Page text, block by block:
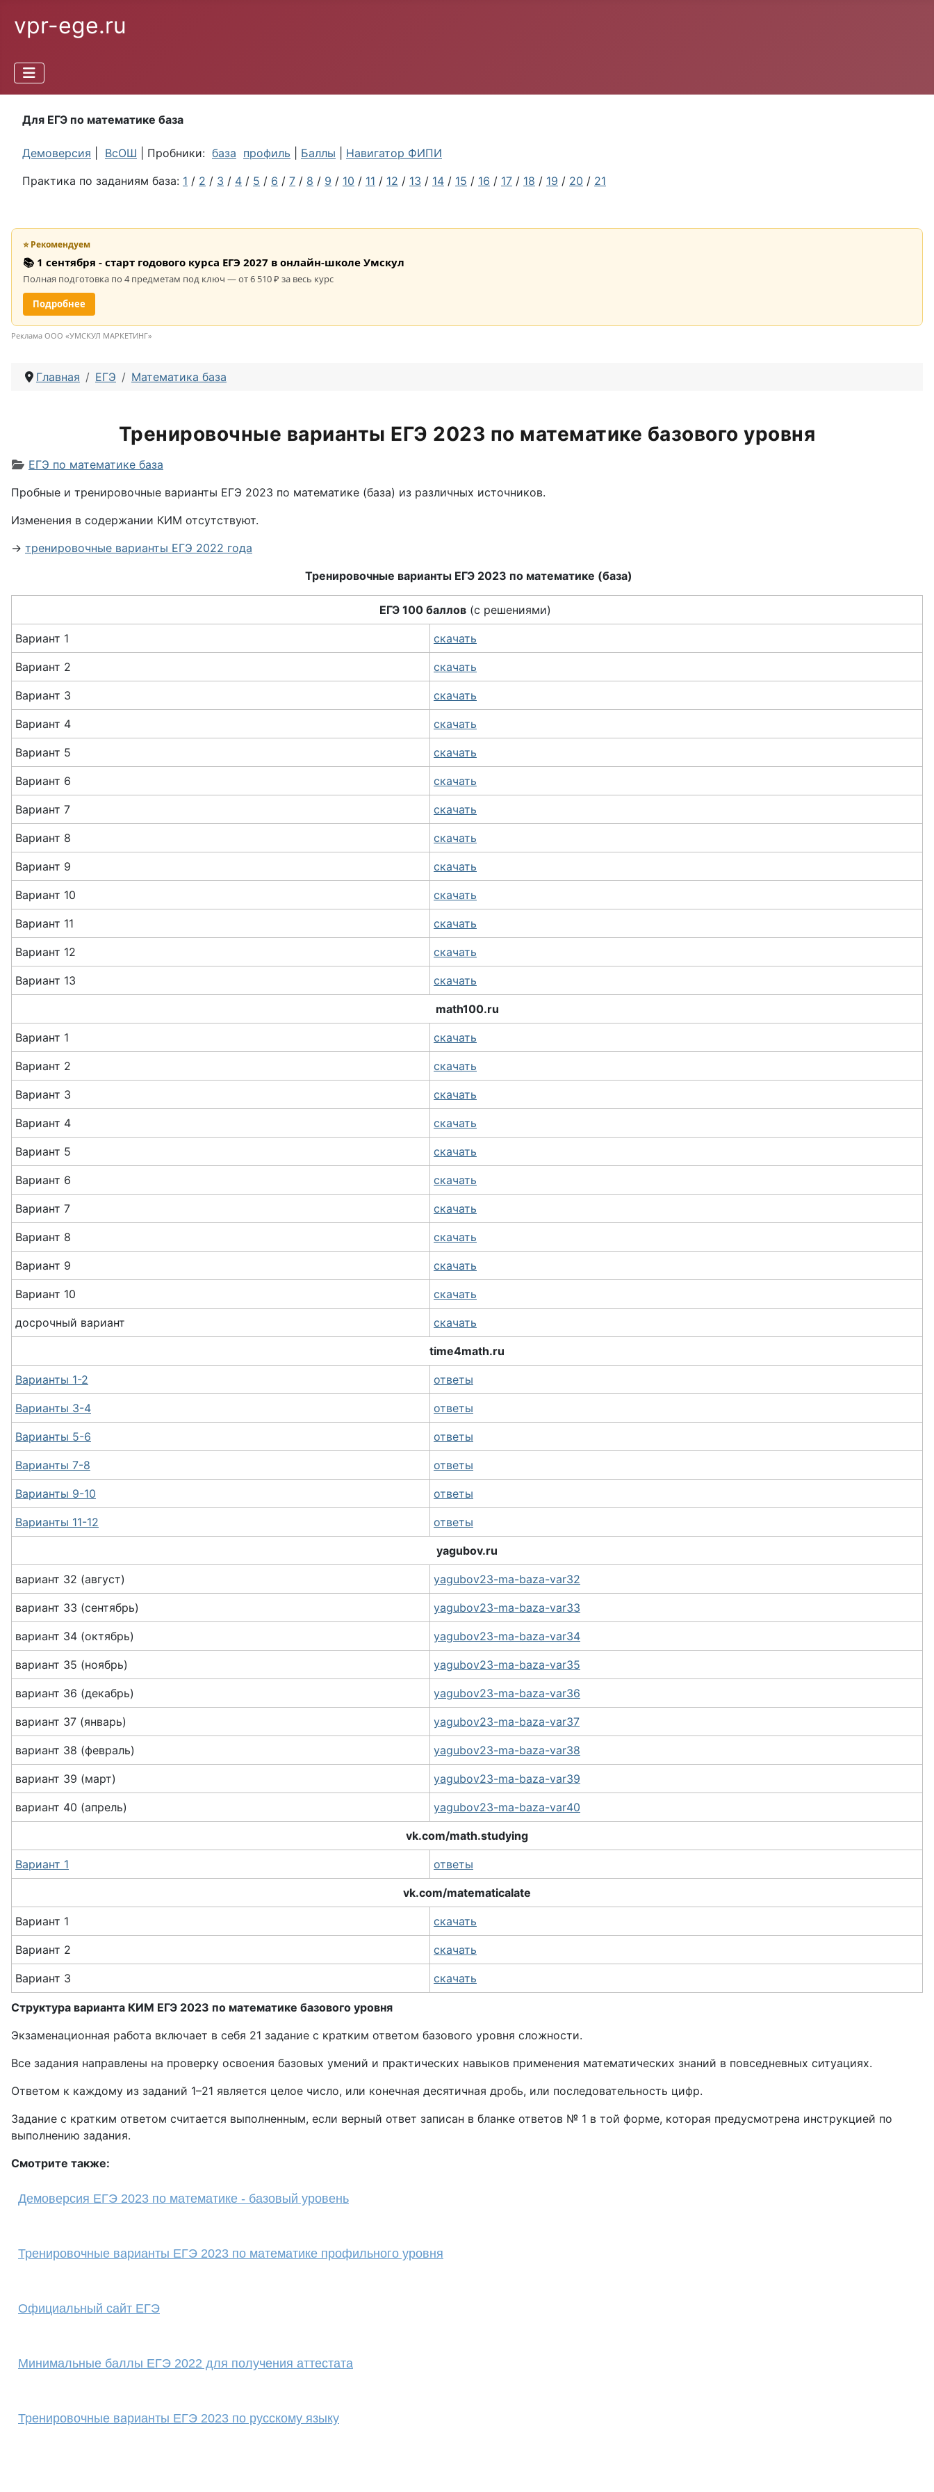
vpr-ege.ru
Для ЕГЭ по математике база
Демоверсия ВсОШ | Пробники: база профиль Баллы
Навигатор ФИПИ
Практика по заданиям база: 1 / 2 / 3 / 4 / 5 / 6 / 7 / 8 / 9 / 10 / 11 / 12 / 13 / 14 / 15 / 16 / 17 / 18 / 19 / 20 / 21
⭐ Рекомендуем
📚 1 сентября - старт годового курса ЕГЭ 2027 в онлайн-школе Умскул
Полная подготовка по 4 предметам под ключ — от 6 510 ₽ за весь курс
Подробнее
Реклама ООО «УМСКУЛ МАРКЕТИНГ»
Главная ЕГЭ Математика база
Тренировочные варианты ЕГЭ 2023 по математике базового уровня
Информация о материале
ЕГЭ по математике база
Пробные и тренировочные варианты ЕГЭ 2023 по математике (база) из различных источников.
Изменения в содержании КИМ отсутствуют.
→ тренировочные варианты ЕГЭ 2022 года
Тренировочные варианты ЕГЭ 2023 по математике (база)
ЕГЭ 100 баллов (с решениями)
Вариант 1 скачать
Вариант 2 скачать
Вариант 3 скачать
Вариант 4 скачать
Вариант 5 скачать
Вариант 6 скачать
Вариант 7 скачать
Вариант 8 скачать
Вариант 9 скачать
Вариант 10 скачать
Вариант 11 скачать
Вариант 12 скачать
Вариант 13 скачать
math100.ru
Вариант 1 скачать
Вариант 2 скачать
Вариант 3 скачать
Вариант 4 скачать
Вариант 5 скачать
Вариант 6 скачать
Вариант 7 скачать
Вариант 8 скачать
Вариант 9 скачать
Вариант 10 скачать
досрочный вариант скачать
time4math.ru
Варианты 1-2 ответы
Варианты 3-4 ответы
Варианты 5-6 ответы
Варианты 7-8 ответы
Варианты 9-10 ответы
Варианты 11-12 ответы
yagubov.ru
вариант 32 (август) yagubov23-ma-baza-var32
вариант 33 (сентябрь) yagubov23-ma-baza-var33
вариант 34 (октябрь) yagubov23-ma-baza-var34
вариант 35 (ноябрь) yagubov23-ma-baza-var35
вариант 36 (декабрь) yagubov23-ma-baza-var36
вариант 37 (январь) yagubov23-ma-baza-var37
вариант 38 (февраль) yagubov23-ma-baza-var38
вариант 39 (март) yagubov23-ma-baza-var39
вариант 40 (апрель) yagubov23-ma-baza-var40
vk.com/math.studying
Вариант 1 ответы
vk.com/matematicalate
Вариант 1 скачать
Вариант 2 скачать
Вариант 3 скачать
Структура варианта КИМ ЕГЭ 2023 по математике базового уровня
Экзаменационная работа включает в себя 21 задание с кратким ответом базового уровня сложности.
Все задания направлены на проверку освоения базовых умений и практических навыков применения математических знаний в повседневных ситуациях.
Ответом к каждому из заданий 1–21 является целое число, или конечная десятичная дробь, или последовательность цифр.
Задание с кратким ответом считается выполненным, если верный ответ записан в бланке ответов № 1 в той форме, которая предусмотрена инструкцией по
выполнению задания.
Смотрите также:
Демоверсия ЕГЭ 2023 по математике - базовый уровень
Тренировочные варианты ЕГЭ 2023 по математике профильного уровня
Официальный сайт ЕГЭ
Минимальные баллы ЕГЭ 2022 для получения аттестата
Тренировочные варианты ЕГЭ 2023 по русскому языку